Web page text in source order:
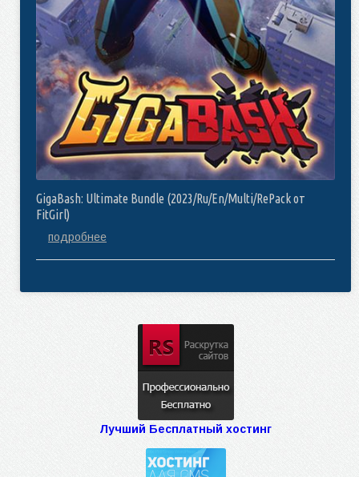
GigaBash: Ultimate Bundle (2023/Ru/En/Multi/RePack от
FitGirl)
подробнее
Лучший Бесплатный хостинг